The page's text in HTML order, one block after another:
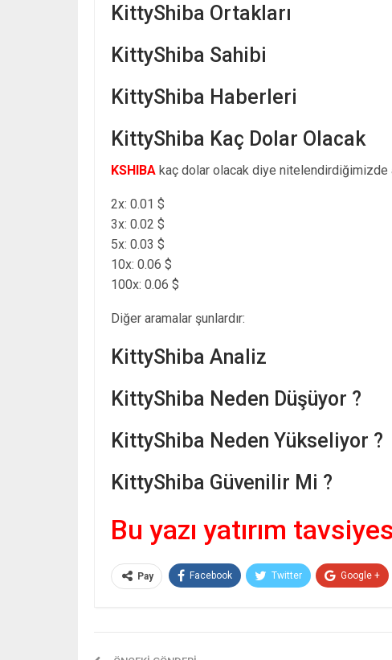
KittyShiba Ortakları
KittyShiba Sahibi
KittyShiba Haberleri
KittyShiba Kaç Dolar Olacak
KSHIBA kaç dolar olacak diye nitelendirdiğimizde
2x: 0.01 $
3x: 0.02 $
5x: 0.03 $
10x: 0.06 $
100x: 0.06 $
Diğer aramalar şunlardır:
KittyShiba Analiz
KittyShiba Neden Düşüyor ?
KittyShiba Neden Yükseliyor ?
KittyShiba Güvenilir Mi ?
Bu yazı yatırım
Pay Facebook Twitter Google +